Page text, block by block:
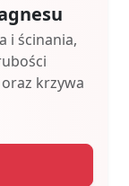
i ścinania,
oraz krzywa